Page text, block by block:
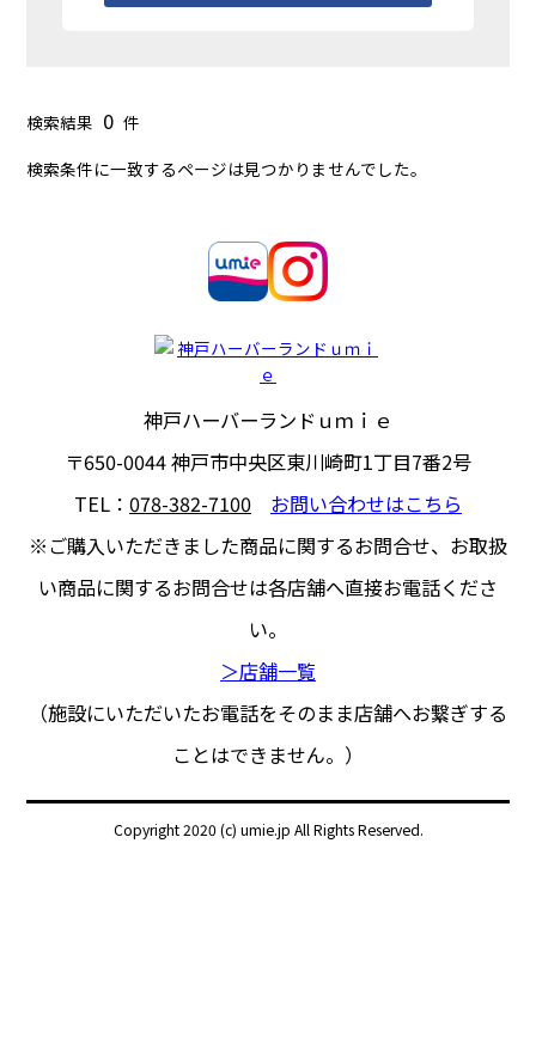
検索結果 0 件
検索条件に一致するページは見つかりませんでした。
神戸ハーバーランドｕｍｉｅ
〒650-0044神戸市中央区東川崎町1丁目7番2号
TEL： 078-382-7100
お問い合わせはこちら
※ご購入いただきました商品に関するお問合せ、 お取扱
い商品に関するお問合せは各店舗へ直接お電話くださ
い。
＞店舗一覧
（施設にいただいたお電話をそのまま店舗へお繋ぎする
ことはできません。）
Copyright 2020 (c) umie.jp All Rights Reserved.